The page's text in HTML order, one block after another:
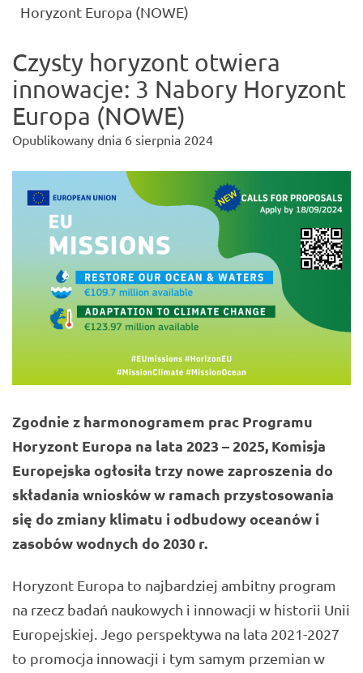
Horyzont Europa (NOWE)
Czysty horyzont otwiera
innowacje: 3 Nabory Horyzont
Europa (NOWE)
Opublikowany dnia 6 sierpnia 2024
Zgodnie z harmonogramem prac Programu
Horyzont Europa na lata 2023 – 2025, Komisja
Europejska ogłosiła trzy nowe zaproszenia do
składania wniosków w ramach przystosowania
się do zmiany klimatu i odbudowy oceanów i
zasobów wodnych do 2030 r.
Horyzont Europa to najbardziej ambitny program
na rzecz badań naukowych i innowacji w historii Unii
Europejskiej. Jego perspektywa na lata 2021-2027
to promocja innowacji i tym samym przemian w